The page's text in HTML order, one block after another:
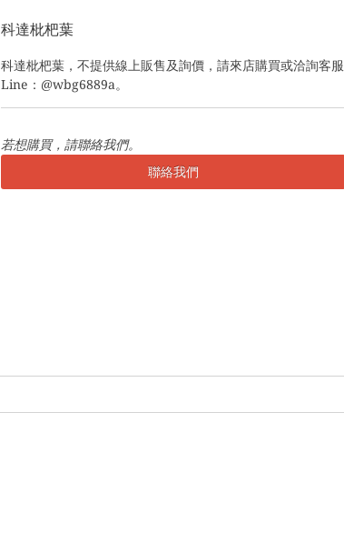
科達枇杷葉
科達枇杷葉，不提供線上販售及詢價，請來店購買或洽詢客服
Line：@wbg6889a。
若想購買，請聯絡我們。
聯絡我們